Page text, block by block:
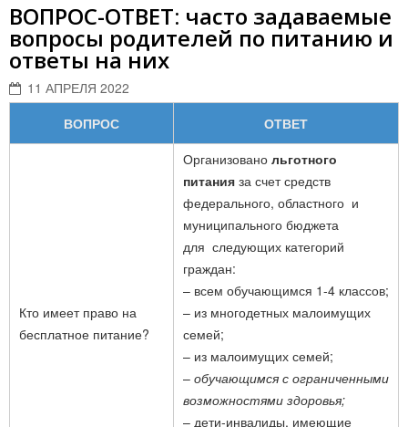
ВОПРОС-ОТВЕТ: часто задаваемые
вопросы родителей по питанию и
ответы на них
11 АПРЕЛЯ 2022
ВОПРОС
ОТВЕТ
Кто имеет право на
бесплатное питание?
Организовано льготного
питания за счет средств
федерального, областного и
муниципального бюджета
для следующих категорий
граждан:
– всем обучающимся 1-4 классов;
– из многодетных малоимущих
семей;
– из малоимущих семей;
– обучающимся с ограниченными
возможностями здоровья;
– дети-инвалиды, имеющие